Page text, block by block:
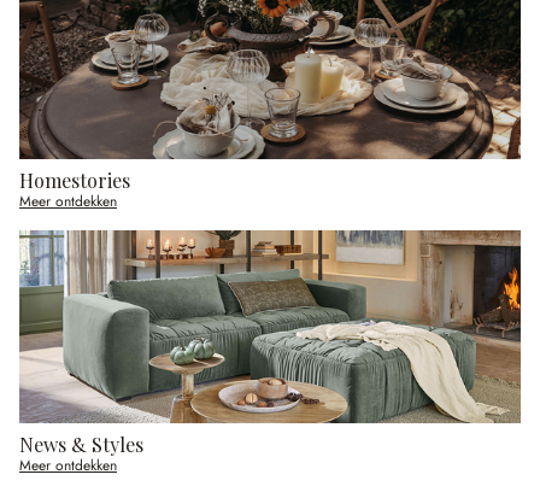
Homestories
Meer ontdekken
News & Styles
Meer ontdekken